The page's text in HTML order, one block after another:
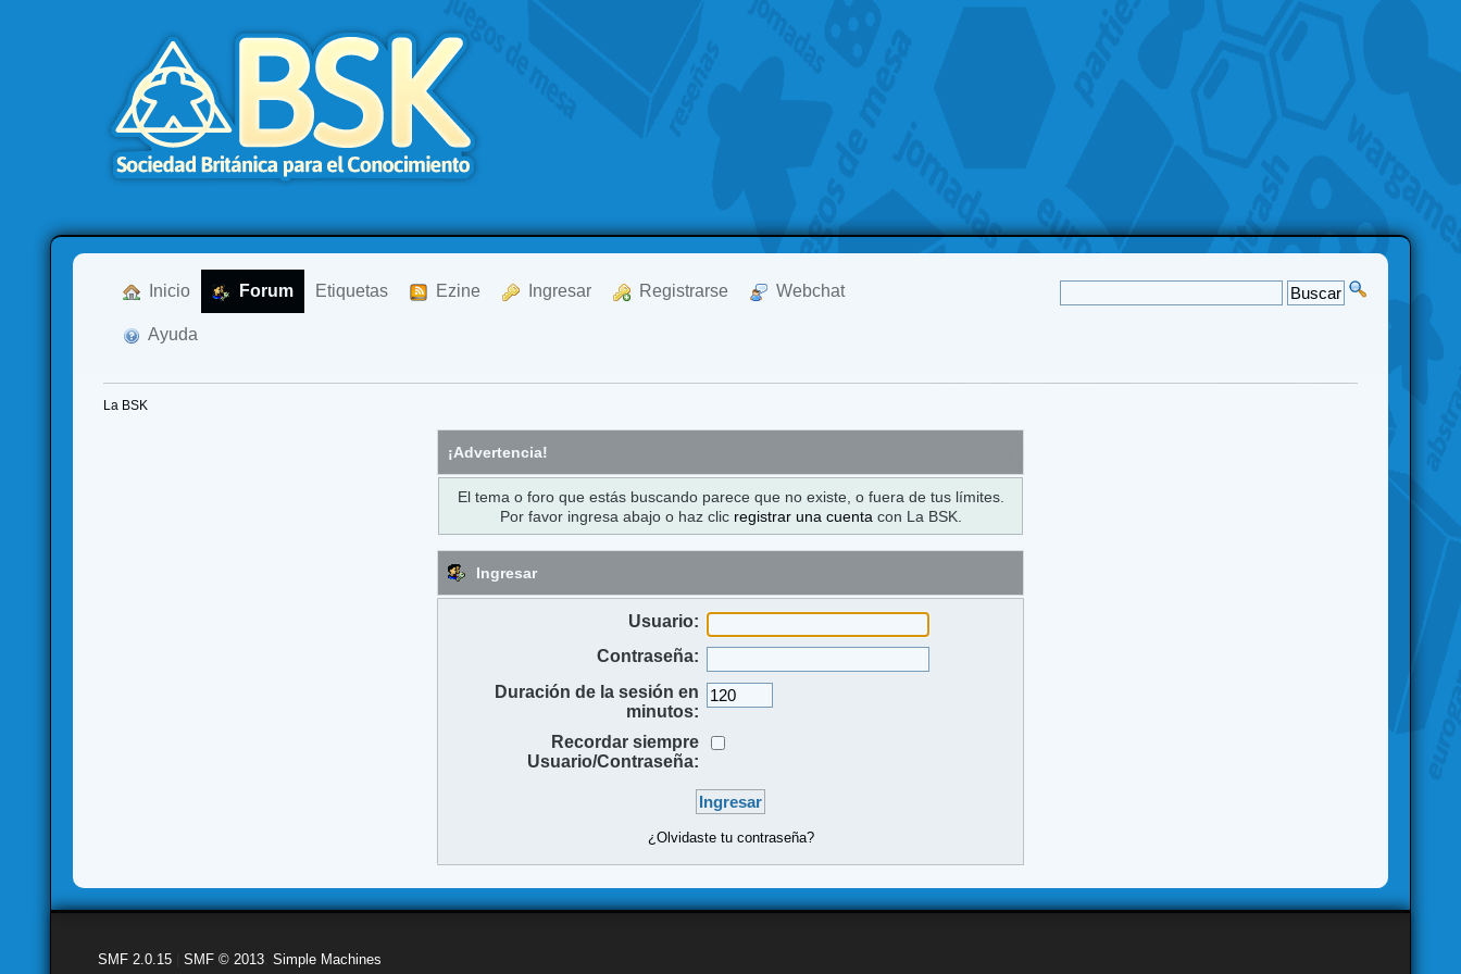
Inicio Forum Etiquetas Ezine Ingresar Registrarse Webchat
Ayuda
La BSK
¡Advertencia!
El tema o foro que estás buscando parece que no existe, o fuera de tus límites.
Por favor ingresa abajo o haz clic registrar una cuenta con La BSK.
Ingresar
Usuario:
Contraseña:
Duración de la sesión en
minutos:
Recordar siempre
Usuario/Contraseña:
¿Olvidaste tu contraseña?
SMF 2.0.15 |SMF © 2013 ,Simple Machines